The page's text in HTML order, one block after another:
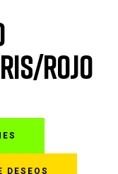
de
producto
ROJO